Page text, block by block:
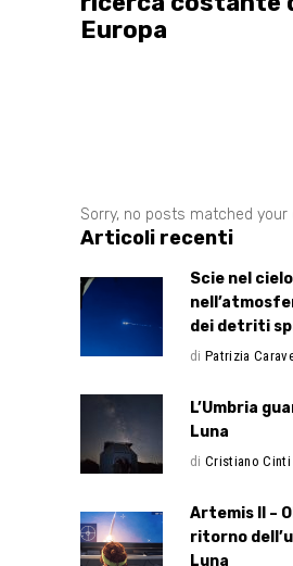
Europa
Sorry, no posts matched your
Articoli recenti
Scie nel
dei detriti
di Patrizia
L’Umbria
Luna
di Cristiano Cinti
Artemis II –
ritorno
Luna